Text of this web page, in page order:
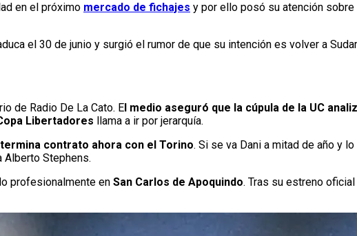
en el próximo mercado de fichajes y por ello posó su atención
el 30 de junio y surgió el rumor de que su intención es volver a
de Radio De La Cato. E l medio aseguró que la cúpula de la UC
Libertadores llama a ir por jerarquía.
contrato ahora con el Torino. Si se va Dani a mitad de año y
Alberto Stephens.
profesionalmente en San Carlos de Apoquindo. Tras su estreno